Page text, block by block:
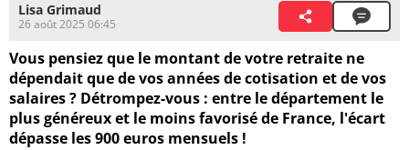
Lisa Grimaud
26 août 2025 06:45
Vous pensiez que le montant de votre retraite ne
dépendait que de vos années de cotisation et de vos
salaires ? Détrompez-vous : entre le département le
plus généreux et le moins favorisé de France, l'écart
dépasse les 900 euros mensuels !